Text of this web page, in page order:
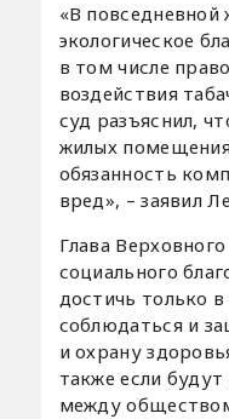
«В повседневной
экологическое
в том числе
воздействия
суд разъяснил,
жилых
обязанность
вред», – заявил
Глава
социального
достичь только
соблюдаться и
и охрану
также если
между